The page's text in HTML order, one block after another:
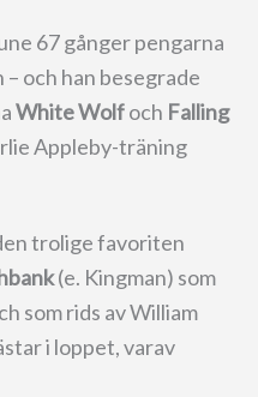
67 gånger pengarna
och han besegrade
White Wolfoch Falling
Appleby-träning
trolige favoriten
(e. Kingman) som
som rids av William
i loppet, varav